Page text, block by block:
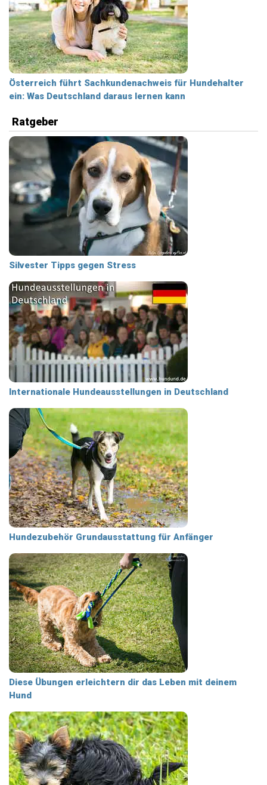
Österreich führt Sachkundenachweis für Hundehalter
ein: Was Deutschland daraus lernen kann
Ratgeber
Silvester Tipps gegen Stress
Internationale Hundeausstellungen in Deutschland
Hundezubehör Grundausstattung für Anfänger
Diese Übungen erleichtern dir das Leben mit deinem
Hund